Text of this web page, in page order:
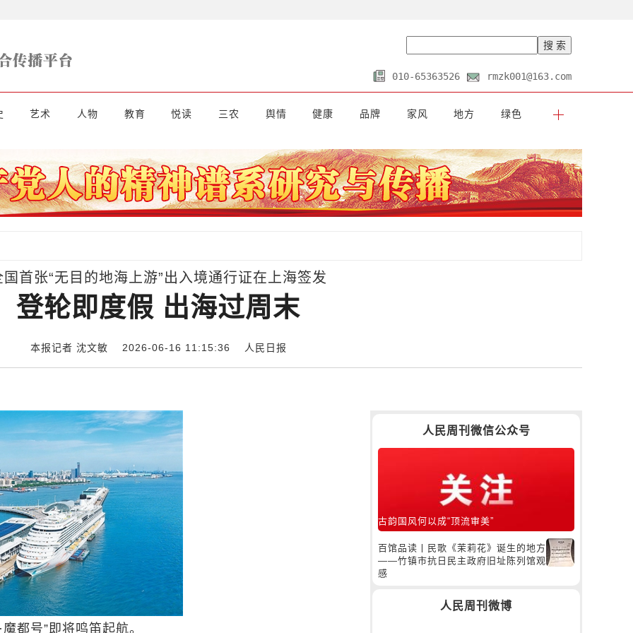
010-65363526 rmzk001@163.com
艺术 人物 教育 悦读 三农 舆情 健康 品牌 家风 地方 绿色
国首张“无目的地海上游”出入境通行证在上海签发
登轮即度假 出海过周末
本报记者 沈文敏 2026-06-16 11:15:36 人民日报
魔都号”即将鸣笛起航。
人民周刊微信公众号
古韵国风何以成“顶流审美”
百馆品读丨民歌《茉莉花》诞生的地方
——竹镇市抗日民主政府旧址陈列馆观
感
人民周刊微博